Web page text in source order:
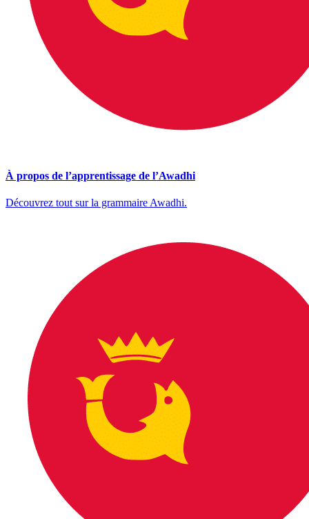
À propos de l’apprentissage de l’Awadhi
Découvrez tout sur la grammaire Awadhi.